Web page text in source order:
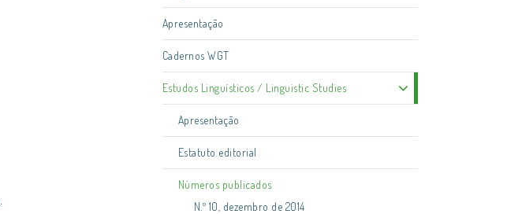
.
Apresentação
Cadernos WGT
Estudos Linguísticos / Linguistic Studies
Apresentação
Estatuto editorial
Números publicados
N.º 10, dezembro de 2014